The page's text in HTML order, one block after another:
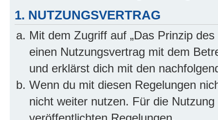
1. NUTZUNGSVERTRAG
Mit dem Zugriff auf „Das Prinzip
einen Nutzungsvertrag mit dem
und erklärst dich mit den
Wenn du mit diesen Regelungen
nicht weiter nutzen. Für die